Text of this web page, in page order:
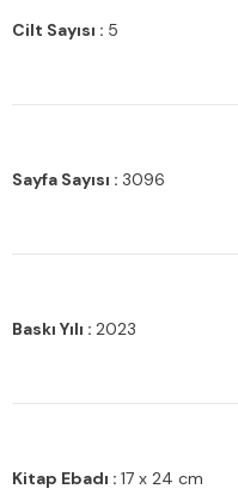
Cilt Sayısı : 5
Sayfa Sayısı : 3096
Baskı Yılı : 2023
Kitap Ebadı : 17 x 24 cm